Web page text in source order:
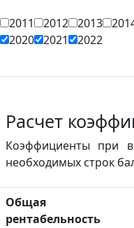
2011 2012 2013
2020 2021
2022
Расчет
Коэффициенты при
необходимых строк
Общая
рентабельность